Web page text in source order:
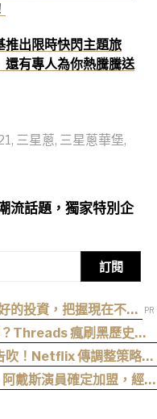
推出限時快閃主題旅
還有專人為你熱騰騰送
, 三星蔥, 三星蔥華堡,
流話題，獨家特別企
訂閱
的投資，把握現在不嫌
Threads 瘋刷黑歷史，
名最討厭
吹！Netflix 傳調整策略，
列戴斯演員確定加盟，經典